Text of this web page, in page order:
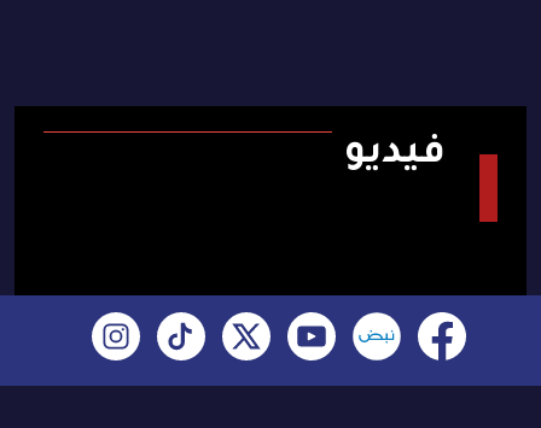
فيديو